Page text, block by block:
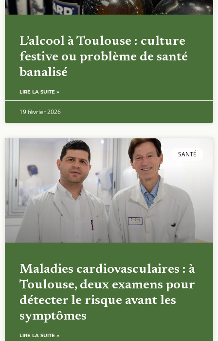
L’alcool à Toulouse : culture
festive ou problème de santé
banalisé
LIRE LA SUITE »
19 février 2026
SANTÉ
Maladies cardiovasculaires : à
Toulouse, deux examens pour
détecter le risque avant les
symptômes
LIRE LA SUITE »